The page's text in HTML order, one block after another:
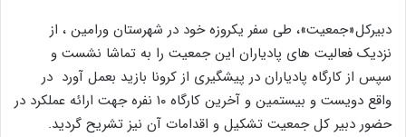
دبیرکل«جمعیت»، طی سفر یکروزه خود در شهرستان ورامین ، از
نزدیک فعالیت های پادیاران این جمعیت را به تماشا نشست و
سپس از کارگاه پادیاران در پیشگیری از کرونا بازید بعمل آورد در
واقع دویست و بیستمین و آخرین کارگاه ۱۰ نفره جهت ارائه عملکرد در
حضور دبیر کل جمعیت تشکیل و اقدامات آن نیز تشریح گردید.